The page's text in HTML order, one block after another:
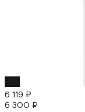
6 119 ₽
6 300 ₽